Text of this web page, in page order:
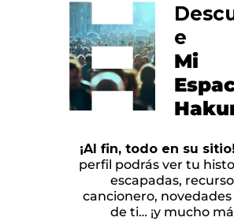
e
Mi
¡Al fin, todo en su sitio!
perfil podrás ver tu
escapadas,
cancionero, novedades
de ti… ¡y mucho